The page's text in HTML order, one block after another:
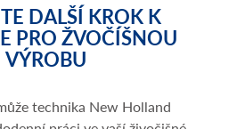
DALŠÍ KROK K
PRO ŽVOČÍŠNOU
VÝROBU
technika New Holland